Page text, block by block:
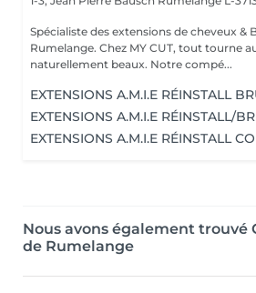
Spécialiste des extensions de cheveux &
Rumelange. Chez MY CUT, tout tourne autour des cheveux
naturellement beaux. Notre compé...
EXTENSIONS A.M.I.E RÉINSTALL
EXTENSIONS A.M.I.E RÉINSTALL/
EXTENSIONS A.M.I.E RÉINSTALL
Nous avons également trouvé
de Rumelange